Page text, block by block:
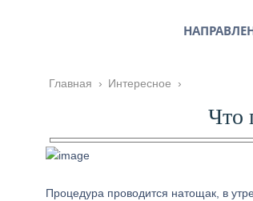
Главная › Интересное ›
Что
Процедура проводится натощак, в